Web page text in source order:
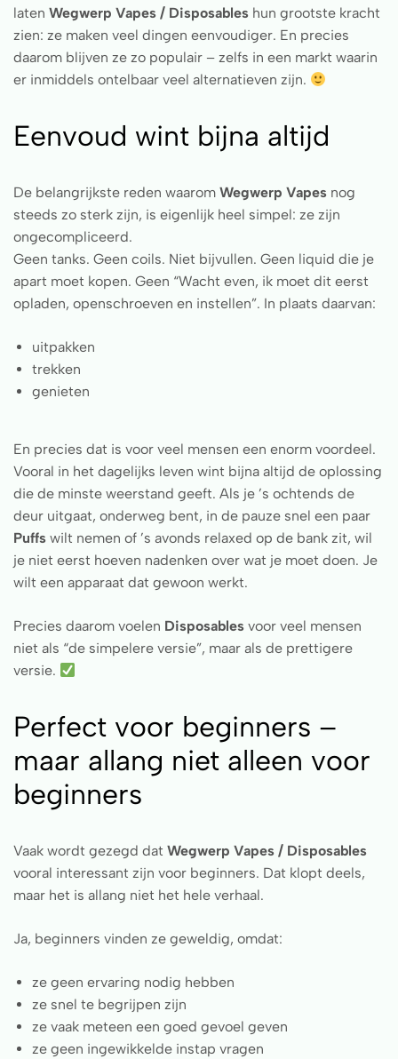
laten Wegwerp Vapes / Disposables hun grootste kracht
zien: ze maken veel dingen eenvoudiger. En precies
daarom blijven ze zo populair – zelfs in een markt waarin
er inmiddels ontelbaar veel alternatieven zijn.
Eenvoud wint bijna altijd
De belangrijkste reden waarom Wegwerp Vapes nog
steeds zo sterk zijn, is eigenlijk heel simpel: ze zijn
ongecompliceerd.
Geen tanks. Geen coils. Niet bijvullen. Geen liquid die je
apart moet kopen. Geen “Wacht even, ik moet dit eerst
opladen, openschroeven en instellen”. In plaats daarvan:
uitpakken
trekken
genieten
En precies dat is voor veel mensen een enorm voordeel.
Vooral in het dagelijks leven wint bijna altijd de oplossing
die de minste weerstand geeft. Als je ’s ochtends de
deur uitgaat, onderweg bent, in de pauze snel een paar
Puffs wilt nemen of ’s avonds relaxed op de bank zit, wil
je niet eerst hoeven nadenken over wat je moet doen. Je
wilt een apparaat dat gewoon werkt.
Precies daarom voelen Disposables voor veel mensen
niet als “de simpelere versie”, maar als de prettigere
versie.
Perfect voor beginners –
maar allang niet alleen voor
beginners
Vaak wordt gezegd dat Wegwerp Vapes / Disposables
vooral interessant zijn voor beginners. Dat klopt deels,
maar het is allang niet het hele verhaal.
Ja, beginners vinden ze geweldig, omdat:
ze geen ervaring nodig hebben
ze snel te begrijpen zijn
ze vaak meteen een goed gevoel geven
ze geen ingewikkelde instap vragen